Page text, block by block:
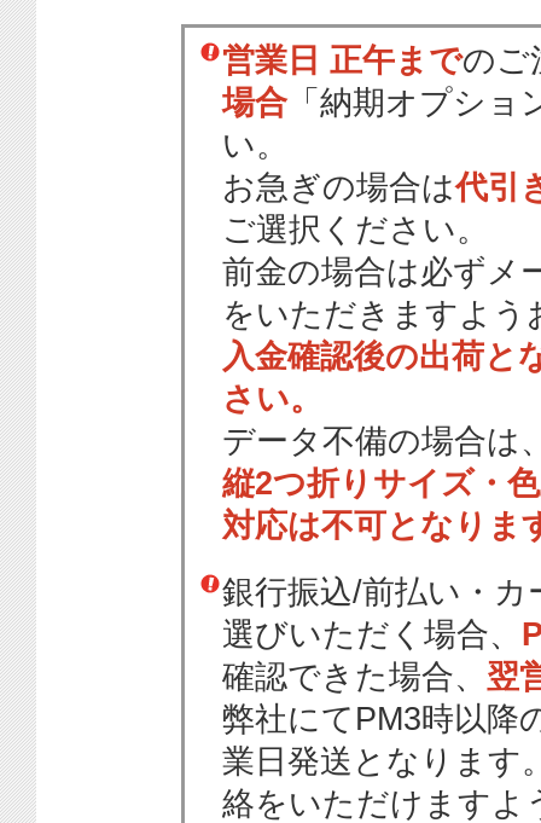
営業日 正午までのご
場合 「納期オプショ
い。
お急ぎの場合は代引
ご選択ください。
前金の場合は必ずメ
をいただきますよう
入金確認後の出荷と
さい。
データ不備の場合は
縦2つ折りサイズ・
対応は不可となりま
銀行振込/前払い・
選びいただく場合、
確認できた場合、 翌
弊社にてPM3時以降
業日発送となります
絡をいただけますよ